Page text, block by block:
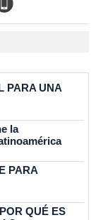
PARA UNA
la
PARA
QUÉ ES